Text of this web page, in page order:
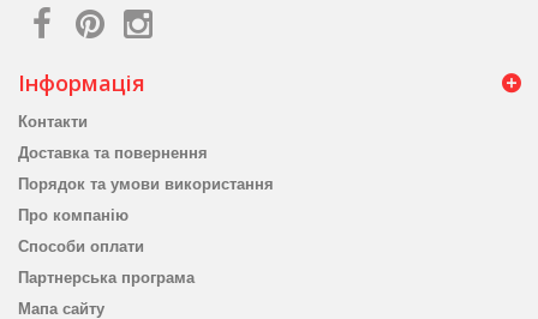
Інформація
Контакти
Доставка та повернення
Порядок та умови використання
Про компанію
Способи оплати
Партнерська програма
Мапа сайту